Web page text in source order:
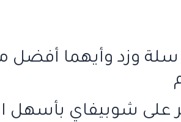
سلة وزد وأيهما أفضل
على شوبيفاي